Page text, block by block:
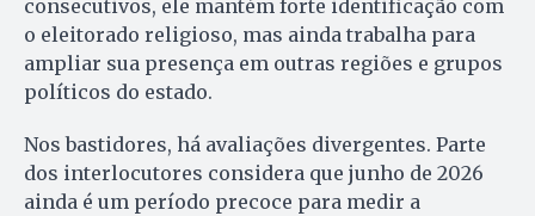
consecutivos, ele mantém forte identificação com
o eleitorado religioso, mas ainda trabalha para
ampliar sua presença em outras regiões e grupos
políticos do estado.
Nos bastidores, há avaliações divergentes. Parte
dos interlocutores considera que junho de 2026
ainda é um período precoce para medir a